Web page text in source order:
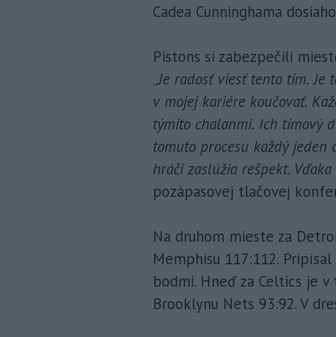
Cadea Cunninghama
Pistons si zabezpečili
„Je radosť viesť tento tím. Je
v mojej kariére koučovať.
týmito chalanmi. Ich tímový
tomuto procesu každý jeden
hráči zaslúžia rešpekt.
pozápasovej tlačovej
Na druhom mieste za
Memphisu 117:112.
bodmi. Hneď za Celtics je
Brooklynu Nets 93:92. V